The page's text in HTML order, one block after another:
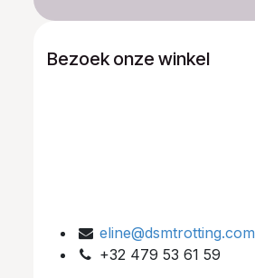
Bezoek onze winkel
eline@dsmtrotting.com
+32 479 53 61 59